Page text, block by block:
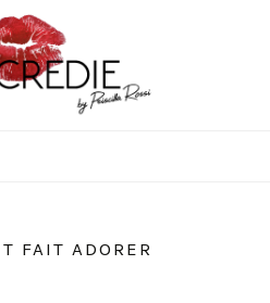
FAIT ADORER